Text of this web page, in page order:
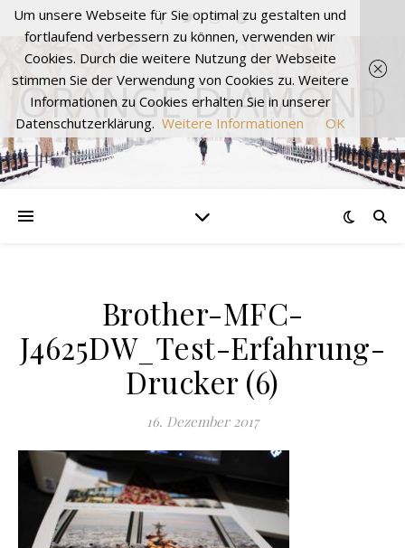
ORANGE DIAMOND
Brother-MFC-
J4625DW_Test-Erfahrung-
Drucker (6)
16. Dezember 2017
Um unsere Webseite für Sie optimal zu gestalten und
fortlaufend verbessern zu können, verwenden wir
Cookies. Durch die weitere Nutzung der Webseite
stimmen Sie der Verwendung von Cookies zu. Weitere
Informationen zu Cookies erhalten Sie in unserer
Datenschutzerklärung. Weitere Informationen OK